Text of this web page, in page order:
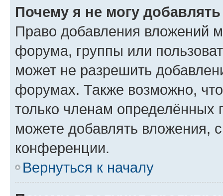
Почему я не могу
Право добавления вложений
форума, группы или
может не разрешить
форумах. Также возможно,
только членам определённых
можете добавлять вложения,
конференции.
Вернуться к началу